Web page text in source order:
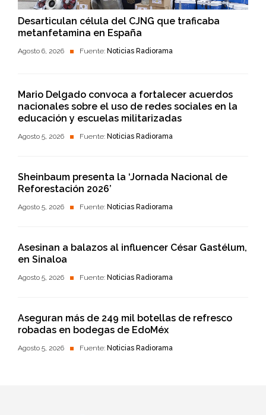
Desarticulan célula del CJNG que traficaba
metanfetamina en España
Agosto 6, 2026 Fuente: Noticias Radiorama
Mario Delgado convoca a fortalecer acuerdos
nacionales sobre el uso de redes sociales en la
educación y escuelas militarizadas
Agosto 5, 2026 Fuente: Noticias Radiorama
Sheinbaum presenta la ‘Jornada Nacional de
Reforestación 2026’
Agosto 5, 2026 Fuente: Noticias Radiorama
Asesinan a balazos al influencer César Gastélum,
en Sinaloa
Agosto 5, 2026 Fuente: Noticias Radiorama
Aseguran más de 249 mil botellas de refresco
robadas en bodegas de EdoMéx
Agosto 5, 2026 Fuente: Noticias Radiorama